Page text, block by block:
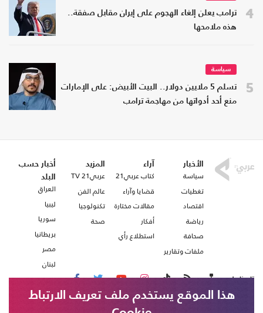
4
ترامب يعلن إلغاء الهجوم على إيران مقابل صفقة..
هذه ملامحها
5
سياسة
تسلم 5 ملايين دولار.. البيت الأبيض: على الإمارات
منع أحد أدواتها من مهاجمة ترامب
الأخبار
سياسة
تغطيات
اقتصاد
رياضة
صحافة
ملفات وتقارير
آراء
كتاب عربي21
قضايا وآراء
مقالات مختارة
أفكار
استطلاع رأي
المزيد
عربي21 TV
عالم الفن
تكنولوجيا
صحة
أخبار حسب
البلد
العراق
ليبيا
سوريا
بريطانيا
مصر
لبنان
تابعنا على
هذا الموقع يستخدم ملف تعريف الارتباط